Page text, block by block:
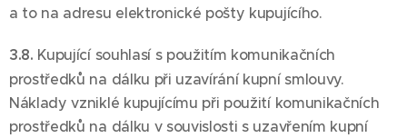
a to na adresu elektronické pošty kupujícího.
3.8. Kupující souhlasí s použitím komunikačních
prostředků na dálku při uzavírání kupní smlouvy.
Náklady vzniklé kupujícímu při použití komunikačních
prostředků na dálku v souvislosti s uzavřením kupní